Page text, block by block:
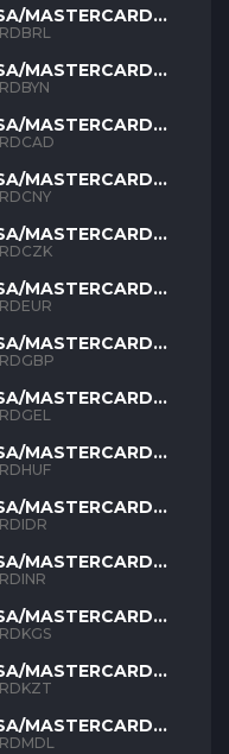
MASTERCARD
MASTERCARD
MASTERCARD
MASTERCARD
MASTERCARD
MASTERCARD
MASTERCARD
MASTERCARD
MASTERCARD
MASTERCARD
MASTERCARD
MASTERCARD
MASTERCARD
MASTERCARD